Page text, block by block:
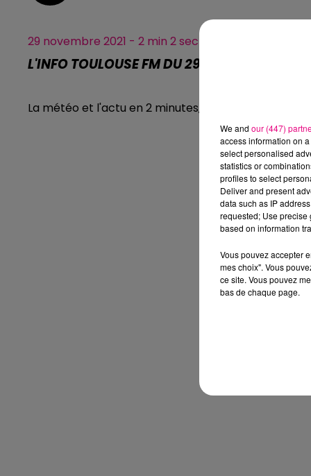
29 novembre 2021 - 2 min 2 sec
L'INFO TOULOUSE FM DU 29.11.2021 À 07H01
La météo et l'actu en 2 minutes, l'info Toulouse FM.
We and our (447)
access information on
select personalised
statistics or
profiles to select
Deliver and present
data such as IP
requested; Use precise
based on information
Vous pouvez accepter
mes choix". Vous
ce site. Vous pouvez
bas de chaque page.